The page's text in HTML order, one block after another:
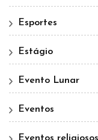
Esportes
Estágio
Evento Lunar
Eventos